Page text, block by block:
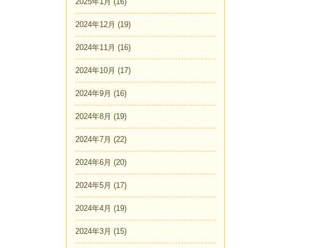
2024年12月 (19)
2024年11月 (16)
2024年10月 (17)
2024年9月 (16)
2024年8月 (19)
2024年7月 (22)
2024年6月 (20)
2024年5月 (17)
2024年4月 (19)
2024年3月 (15)